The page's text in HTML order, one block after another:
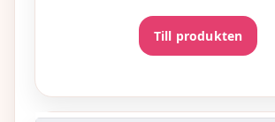
Till produkten